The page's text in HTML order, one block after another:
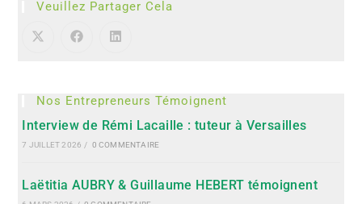
Veuillez Partager Cela
Nos Entrepreneurs Témoignent
Interview de Rémi Lacaille : tuteur à Versailles
7 JUILLET 2026 / 0 COMMENTAIRE
Laëtitia AUBRY & Guillaume HEBERT témoignent